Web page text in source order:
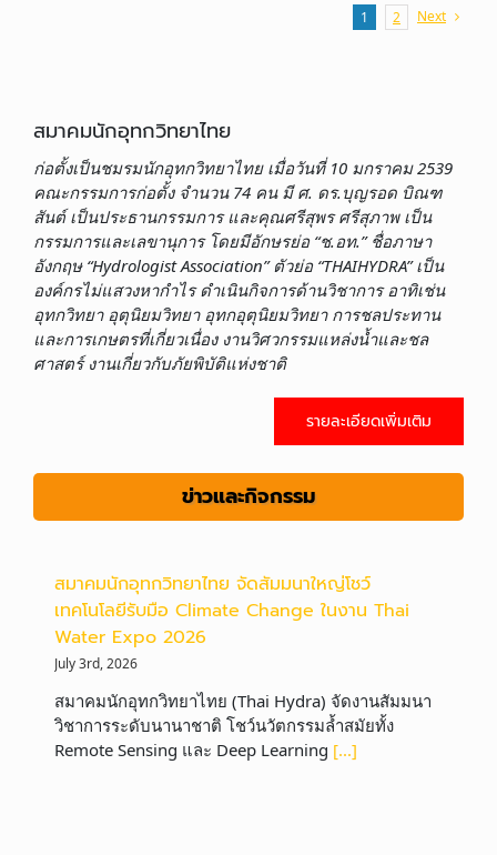
1 2 Next
สมาคมนักอุทกวิทยาไทย
ก่อตั้งเป็นชมรมนักอุทกวิทยาไทย เมื่อวันที่ 10 มกราคม 2539
คณะกรรมการก่อตั้ง จำนวน 74 คน มี ศ. ดร.บุญรอด บิณฑ
สันต์ เป็นประธานกรรมการ และคุณศรีสุพร ศรีสุภาพ เป็น
กรรมการและเลขานุการ โดยมีอักษรย่อ “ช.อท.” ชื่อภาษา
อังกฤษ “Hydrologist Association” ตัวย่อ “THAIHYDRA” เป็น
องค์กรไม่แสวงหากำไร ดำเนินกิจการด้านวิชาการ อาทิเช่น
อุทกวิทยา อุตุนิยมวิทยา อุทกอุตุนิยมวิทยา การชลประทาน
และการเกษตรที่เกี่ยวเนื่อง งานวิศวกรรมแหล่งน้ำและชล
ศาสตร์ งานเกี่ยวกับภัยพิบัติแห่งชาติ
รายละเอียดเพิ่มเติม
ข่าวและกิจกรรม
สมาคมนักอุทกวิทยาไทย จัดสัมมนาใหญ่โชว์
เทคโนโลยีรับมือ Climate Change ในงาน Thai
Water Expo 2026
July 3rd, 2026
สมาคมนักอุทกวิทยาไทย (Thai Hydra) จัดงานสัมมนา
วิชาการระดับนานาชาติ โชว์นวัตกรรมล้ำสมัยทั้ง
Remote Sensing และ Deep Learning [...]